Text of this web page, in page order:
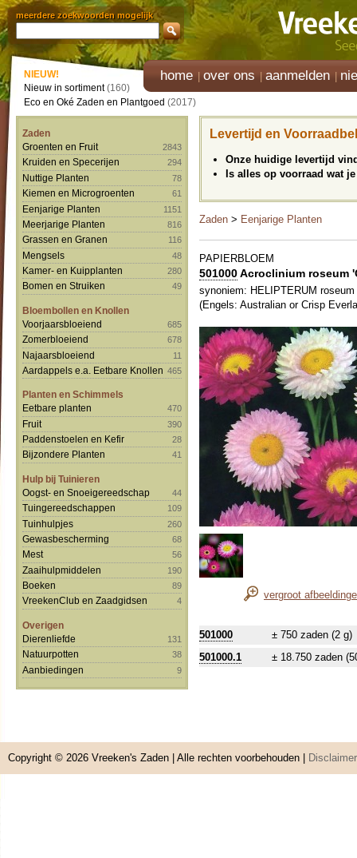
meerdere zoekwoorden mogelijk
home over ons aanmelden
NIEUW!
Nieuw in sortiment(160)
Eco en Oké Zaden en Plantgoed (2017)
Zaden
Groenten en Fruit
2843
Kruiden en Specerijen 294
Nuttige Planten 78
Kiemen en Microgroenten 61
Eenjarige Planten 1151
Meerjarige Planten 816
Grassen en Granen 116
Mengsels 48
Kamer- en Kuipplanten 280
Bomen en Struiken 49
Bloembollen en Knollen
Voorjaarsbloeiend
685
Zomerbloeiend 678
Najaarsbloeiend 11
Aardappels e.a. Eetbare Knollen 465
Planten en Schimmels
Eetbare planten
470
Fruit 390
Paddenstoelen en Kefir 28
Bijzondere Planten 41
Hulp bij Tuinieren
Oogst- en Snoeigereedschap
44
Tuingereedschappen 109
Tuinhulpjes 260
Gewasbescherming 68
Mest 56
Zaaihulpmiddelen 190
Boeken 89
VreekenClub en Zaadgidsen 4
Overigen
Dierenliefde
131
Natuurpotten 38
Aanbiedingen 9
Levertijd en
Onze huidige levertijd
Is alles op voorraad wat
Zaden > Eenjarige Planten
PAPIERBLOEM
501000Acroclinium roseum
synoniem: HELIPTERUM roseum
(Engels: Australian or Crisp
vergroot
501000
± 750 zaden (2 g)
501000.1
± 18.750 zaden
Copyright © 2026 Vreeken's Zaden | Alle rechten voorbehouden | Disclaimer